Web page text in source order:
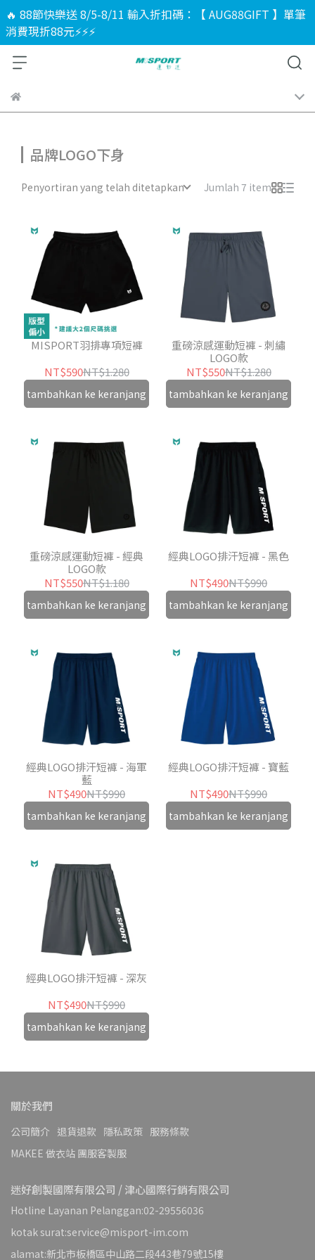
🔥 88節快樂送 8/5-8/11 輸入折扣碼：【 AUG88GIFT 】單筆
消費現折88元⚡⚡⚡
品牌LOGO下身
Penyortiran yang telah ditetapkan Jumlah 7 item
MISPORT羽排專項短褲
NT$590NT$1.280
tambahkan ke keranjang
重磅涼感運動短褲 - 刺繡
LOGO款
NT$550NT$1.280
tambahkan ke keranjang
重磅涼感運動短褲 - 經典
LOGO款
NT$550NT$1.180
tambahkan ke keranjang
經典LOGO排汗短褲 - 黑色
NT$490NT$990
tambahkan ke keranjang
經典LOGO排汗短褲 - 海軍
藍
NT$490NT$990
tambahkan ke keranjang
經典LOGO排汗短褲 - 寶藍
NT$490NT$990
tambahkan ke keranjang
經典LOGO排汗短褲 - 深灰
NT$490NT$990
tambahkan ke keranjang
關於我們
公司簡介 退貨退款 隱私政策 服務條款
MAKEE 做衣站 團服客製服
迷好創製國際有限公司 / 津心國際行銷有限公司
Hotline Layanan Pelanggan:02-29556036
kotak surat:service@misport-im.com
alamat:新北市板橋區中山路二段443巷79號15樓